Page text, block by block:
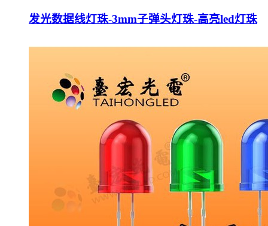
发光数据线灯珠-3mm子弹头灯珠-高亮led灯珠